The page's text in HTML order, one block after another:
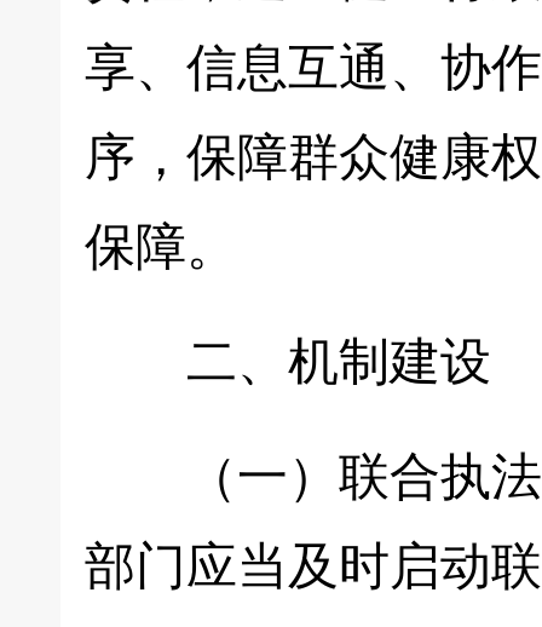
享、信息互通、协
序，保障群众健康
保障。
二、机制建设
（一）联合执法
部门应当及时启动